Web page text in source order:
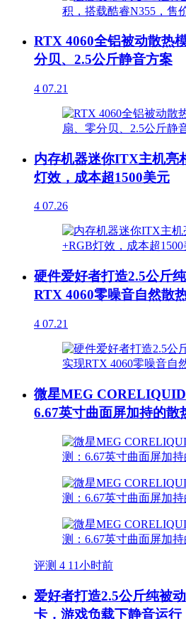
RTX 4060全铝被动散热
分贝、2.5公斤静音方案
4 07.21
内存机器迷你ITX主机亮
灯效，成本超1500美元
4 07.26
硬件爱好者打造2.5公斤
RTX 4060零噪音自然散
4 07.21
微星MEG CORELIQUID
6.67英寸曲面屏加持的散
评测 4 11小时前
爱好者打造2.5公斤纯被
卡，游戏负载下静音运行